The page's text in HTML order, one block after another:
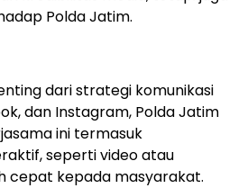
Polda Jatim.
dari strategi komunikasi
dan Instagram, Polda Jatim
ini termasuk
seperti video atau
cepat kepada masyarakat.